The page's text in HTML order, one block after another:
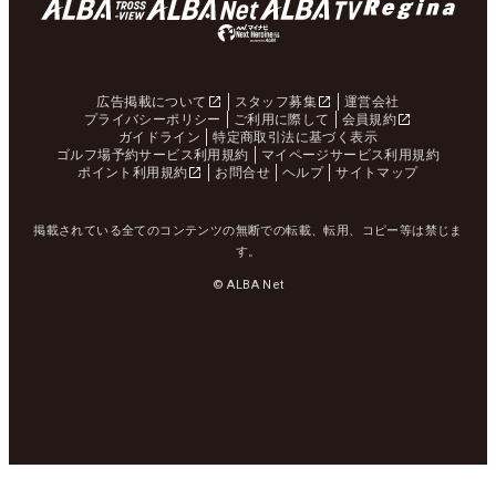
広告掲載について スタッフ募集
運営会社
プライバシーポリシー
ご利用に際して
会員規約
ガイドライン
特定商取引法に基づく表示
ゴルフ場予約サービス利用規約
マイページサービス利用規約
ポイント利用規約
お問合せ ヘルプ サイトマップ
掲載されている全てのコンテンツの無断での転載、転用、コピー等は禁じま
す。
© ALBA Net